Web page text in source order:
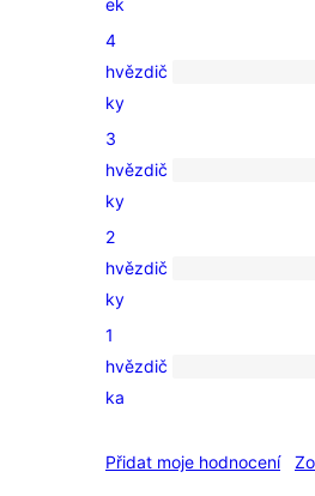
5hvězdičkové
hodnocení
0
4hvězdičkové
hodnocení
4
hvězdič
ky
0
3hvězdičkové
hodnocení
3
hvězdič
ky
0
2hvězdičkové
hodnocení
2
hvězdič
ky
1
1hvězdičkové
1
hvězdič
ka
Přidat moje hodnocení